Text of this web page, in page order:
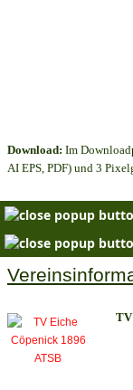
Download: Im
AI EPS, PDF) und 3
TV